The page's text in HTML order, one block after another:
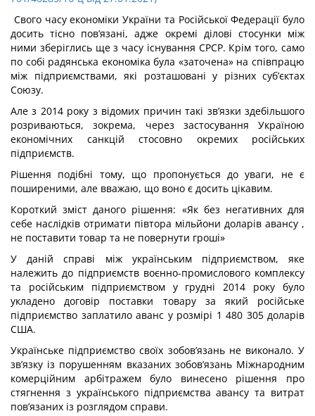
Свого часу економіки України та Російської Федерації було
досить тісно пов’язані, адже окремі ділові стосунки між
ними зберіглись ще з часу існування СРСР. Крім того, само
по собі радянська економіка була «заточена» на співпрацю
між підприємствами, які розташовані у різних суб’єктах
Союзу.
Але з 2014 року з відомих причин такі зв’язки здебільшого
розриваються, зокрема, через застосування Україною
економічних санкцій стосовно окремих російських
підприємств.
Рішення подібні тому, що пропонується до уваги, не є
поширеними, але вважаю, що воно є досить цікавим.
Короткий зміст даного рішення: «Як без негативних для
себе наслідків отримати півтора мільйони доларів авансу ,
не поставити товар та не повернути гроші»
У даній справі між українським підприємством, яке
належить до підприємств воєнно-промислового комплексу
та російським підприємством у грудні 2014 року було
укладено договір поставки товару за який російське
підприємство заплатило аванс у розмірі 1 480 305 доларів
США.
Українське підприємство своїх зобов’язань не виконало. У
зв’язку із порушенням вказаних зобов’язань Міжнародним
комерційним арбітражем було винесено рішення про
стягнення з українського підприємства авансу та витрат
пов’язаних із розглядом справи.